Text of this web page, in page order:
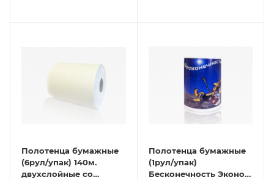
Полотенца бумажные
(6рул/упак) 140м.
двухслойные со
Полотенца бумажные
(1рул/упак)
Бесконечность Эконом